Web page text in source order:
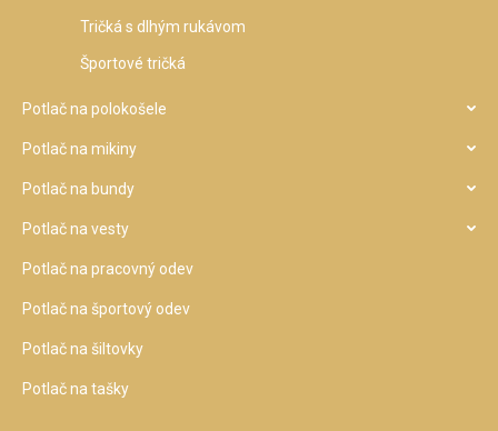
Tričká s dlhým rukávom
Športové tričká
Potlač na polokošele
Potlač na mikiny
Potlač na bundy
Potlač na vesty
Potlač na pracovný odev
Potlač na športový odev
Potlač na šiltovky
Potlač na tašky